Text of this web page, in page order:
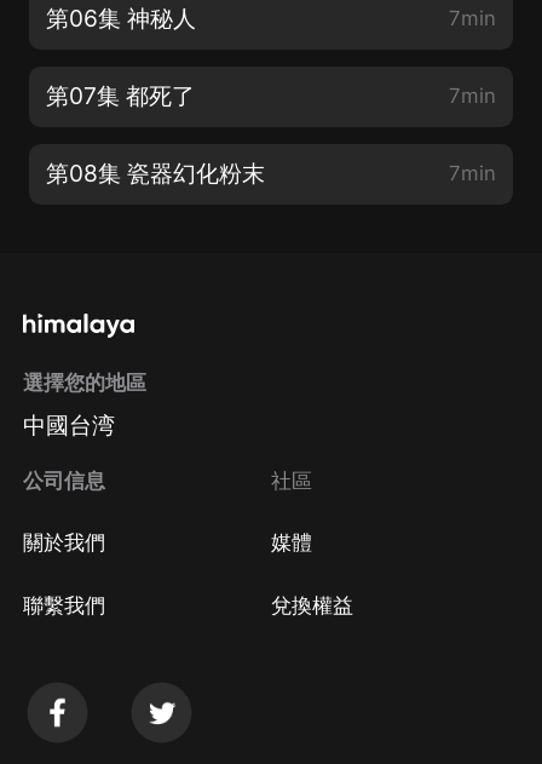
第06集 神秘人 7min
第07集 都死了 7min
第08集 瓷器幻化粉末 7min
選擇您的地區
中國台湾
公司信息
關於我們
聯繫我們
社區
媒體
兌換權益